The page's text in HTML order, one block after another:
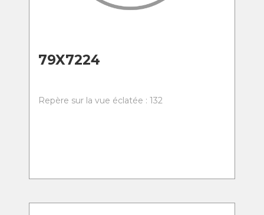
79X7224
Repère sur la vue éclatée : 132